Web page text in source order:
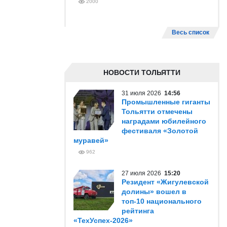
2000
Весь список
НОВОСТИ ТОЛЬЯТТИ
31 июля 2026 14:56
Промышленные гиганты
Тольятти отмечены
наградами юбилейного
фестиваля «Золотой
муравей»
962
27 июля 2026 15:20
Резидент «Жигулевской
долины» вошел в
топ-10 национального
рейтинга
«ТехУспех-2026»